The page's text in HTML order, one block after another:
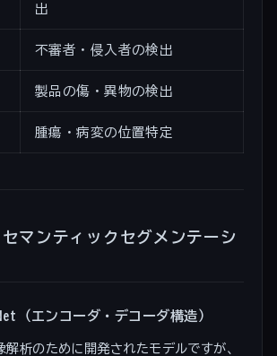
出
不審者・侵入者の検出
製品の傷・異物の検出
腫瘍・病変の位置特定
マンティックセグメンテーシ
（エンコーダ・デコーダ構造）
解析のために開発されたモデルですが、